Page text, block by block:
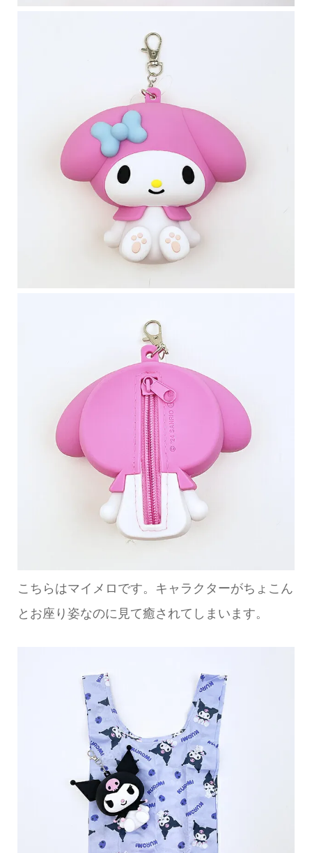
こちらはマイメロです。キャラクターがちょこん
とお座り姿なのに見て癒されてしまいます。